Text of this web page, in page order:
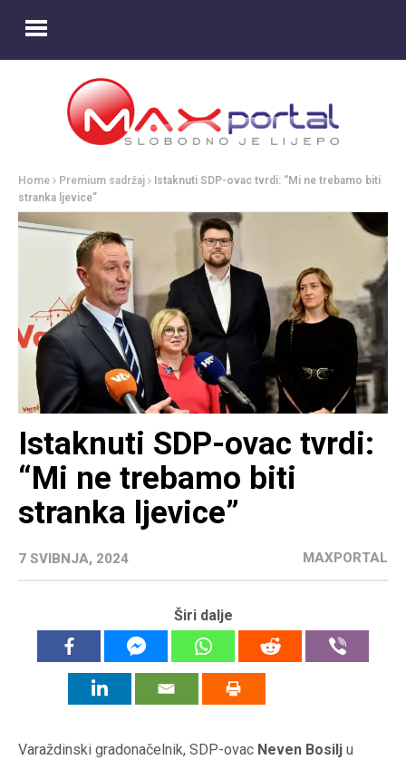
Home Premium sadržaj
Istaknuti SDP-ovac tvrdi: “Mi ne trebamo biti
stranka ljevice”
Istaknuti SDP-ovac tvrdi:
“Mi ne trebamo biti
stranka ljevice”
7 SVIBNJA, 2024 MAXPORTAL
Širi dalje
Varaždinski gradonačelnik, SDP-ovac Neven Bosilj u